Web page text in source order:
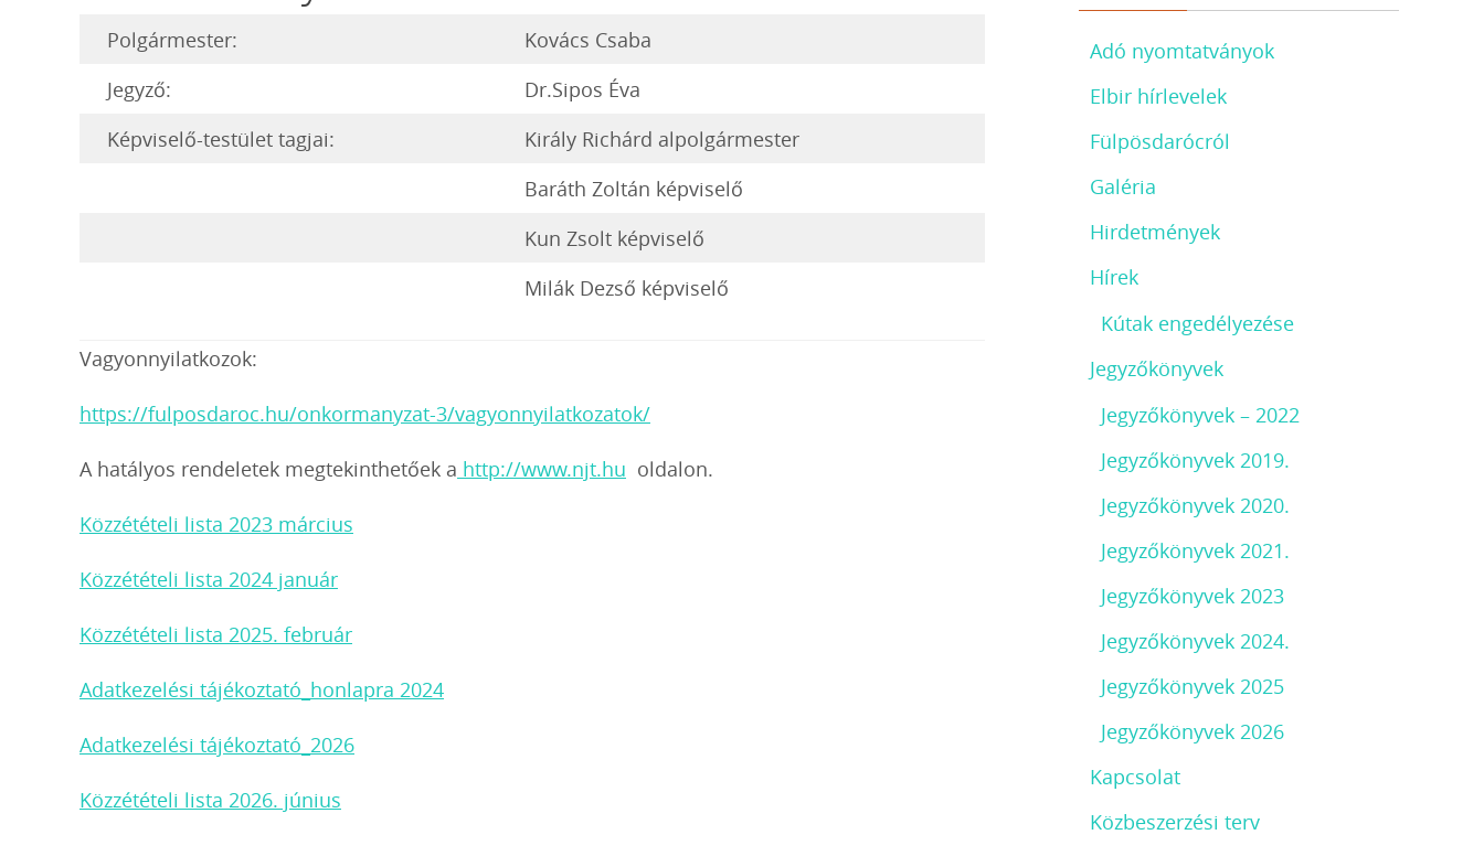
Polgármester:
Kovács Csaba
Jegyző:
Dr.Sipos Éva
Képviselő-testület tagjai:
Király Richárd alpolgármester
Baráth Zoltán képviselő
Kun Zsolt képviselő
Milák Dezső képviselő
Vagyonnyilatkozok:
https://fulposdaroc.hu/onkormanyzat-3/vagyonnyilatkozatok/
A hatályos rendeletek megtekinthetőek a http://www.njt.hu oldalon.
Közzétételi lista 2023 március
Közzétételi lista 2024 január
Közzétételi lista 2025. február
Adatkezelési tájékoztató_honlapra 2024
Adatkezelési tájékoztató_2026
Közzétételi lista 2026. június
Adó nyomtatványok
Elbir hírlevelek
Fülpösdarócról
Galéria
Hirdetmények
Hírek
Kútak engedélyezése
Jegyzőkönyvek
Jegyzőkönyvek – 2022
Jegyzőkönyvek 2019.
Jegyzőkönyvek 2020.
Jegyzőkönyvek 2021.
Jegyzőkönyvek 2023
Jegyzőkönyvek 2024.
Jegyzőkönyvek 2025
Jegyzőkönyvek 2026
Kapcsolat
Közbeszerzési terv